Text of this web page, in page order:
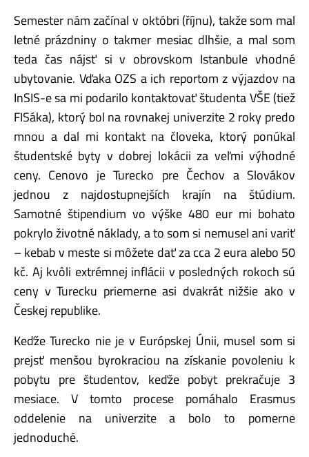
Semester nám začínal v októbri (říjnu), takže som mal
letné prázdniny o takmer mesiac dlhšie, a mal som
teda čas nájsť si v obrovskom Istanbule vhodné
ubytovanie. Vďaka OZS a ich reportom z výjazdov na
InSIS-e sa mi podarilo kontaktovať študenta VŠE (tiež
FISáka), ktorý bol na rovnakej univerzite 2 roky predo
mnou a dal mi kontakt na človeka, ktorý ponúkal
študentské byty v dobrej lokácii za veľmi výhodné
ceny. Cenovo je Turecko pre Čechov a Slovákov
jednou z najdostupnejších krajín na štúdium.
Samotné štipendium vo výške 480 eur mi bohato
pokrylo životné náklady, a to som si nemusel ani variť
– kebab v meste si môžete dať za cca 2 eura alebo 50
kč. Aj kvôli extrémnej inflácii v posledných rokoch sú
ceny v Turecku priemerne asi dvakrát nižšie ako v
Českej republike.
Keďže Turecko nie je v Európskej Únii, musel som si
prejsť menšou byrokraciou na získanie povoleniu k
pobytu pre študentov, keďže pobyt prekračuje 3
mesiace. V tomto procese pomáhalo Erasmus
oddelenie na univerzite a bolo to pomerne
jednoduché.